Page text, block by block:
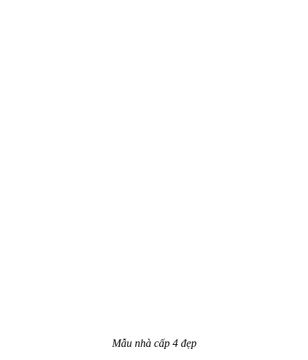
Mẫu nhà cấp 4 đẹp